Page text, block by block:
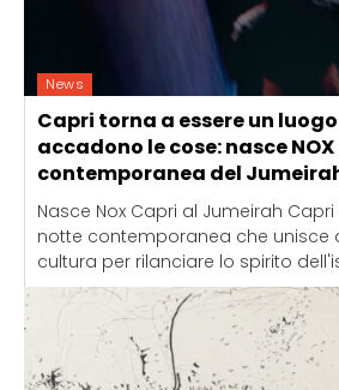
News
Capri torna a essere un
accadono le cose: nasce
contemporanea del
Nasce Nox Capri al Jumeirah
notte contemporanea che unisce
cultura per rilanciare lo spirito